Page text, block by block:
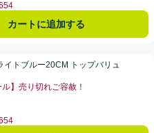
カートに追加する
プバリュ
イトブルー20CM トップバリュ
ル】売り切れご容赦！